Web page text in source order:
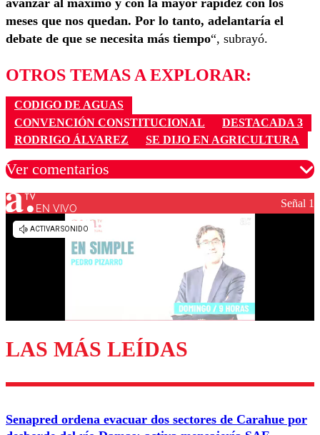
avanzar al máximo y con la mayor rapidez con los
meses que nos quedan. Por lo tanto, adelantaría el
debate de que se necesita más tiempo“, subrayó.
OTROS TEMAS A EXPLORAR:
CODIGO DE AGUAS
CONVENCIÓN CONSTITUCIONAL
DESTACADA 3
RODRIGO ÁLVAREZ
SE DIJO EN AGRICULTURA
Ver comentarios
Los comentarios son moderados para garantizar un
diálogo respetuoso.
Enviar comentario
EN VIVO Señal 1
LAS MÁS LEÍDAS
Senapred ordena evacuar dos sectores de Carahue por